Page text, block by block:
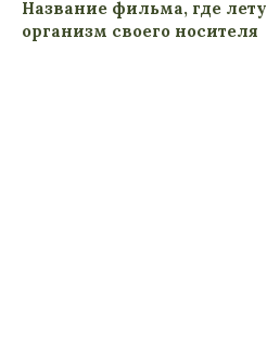
Название фильма, где
организм своего носителя